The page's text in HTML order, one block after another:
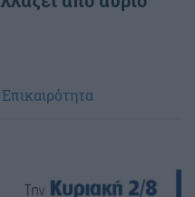
Επικαιρότητα